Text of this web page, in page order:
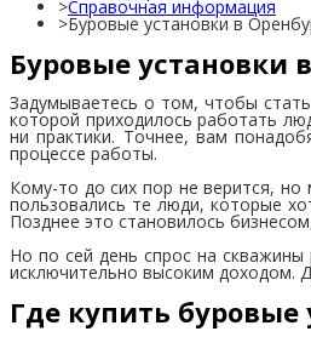
Справочная информация
Буровые установки в
Буровые установки
Задумываетесь о том, чтобы
которой приходилось работать
ни практики. Точнее, вам
процессе работы.
Кому-то до сих пор не верится,
пользовались те люди, которые
Позднее это становилось
Но по сей день спрос на
исключительно высоким доходом.
Где купить буровые